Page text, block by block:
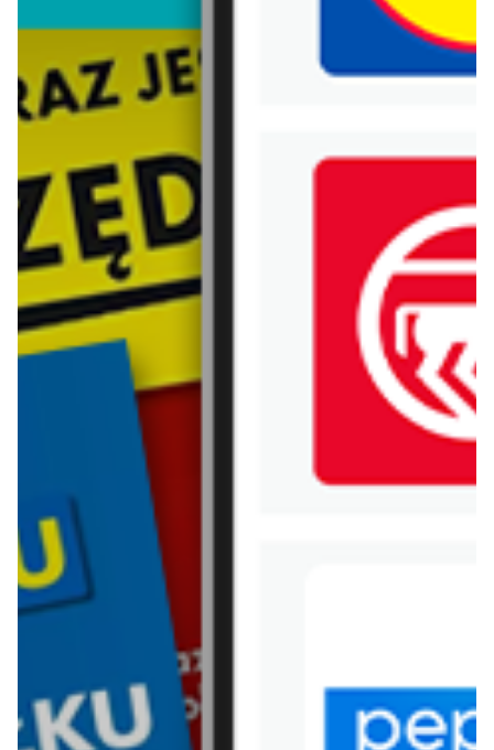
Greenpoint
aktualna
Greenpoint
SALE - produkty za 49,99 zł
WIĘCEJ GAZETEK